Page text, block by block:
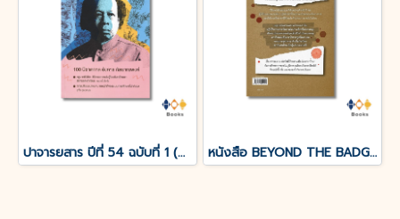
ปาจารยสาร ปีที่ 54 ฉบับที่ 1 (ม.ค. – เม.ย. 2568) ฉบับ 100 ปีชาตกาล อังคาร กัลยาณพงศ์ หนังสือ BEYOND THE BADGE เปิดแฟ้มคดีลับ?FBI THAILAND